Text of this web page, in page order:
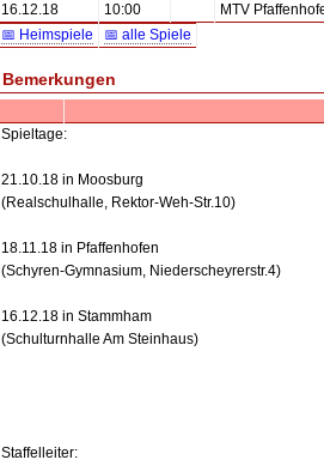
16.12.18
10:00
MTV
📅 Heimspiele
📅 alle Spiele
Bemerkungen
Spieltage:
21.10.18 in Moosburg
(Realschulhalle, Rektor-Weh-Str.10)
18.11.18 in Pfaffenhofen
(Schyren-Gymnasium, Niederscheyrerstr.4)
16.12.18 in Stammham
(Schulturnhalle Am Steinhaus)
Staffelleiter: